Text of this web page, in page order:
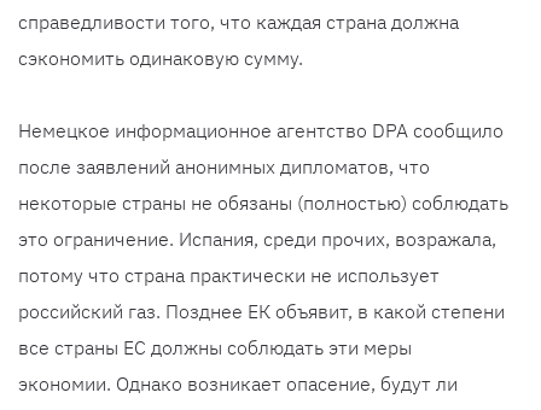
справедливости того, что каждая страна должна
сэкономить одинаковую сумму.
Немецкое информационное агентство DPA сообщило
после заявлений анонимных дипломатов, что
некоторые страны не обязаны (полностью) соблюдать
это ограничение. Испания, среди прочих, возражала,
потому что страна практически не использует
российский газ. Позднее ЕК объявит, в какой степени
все страны ЕС должны соблюдать эти меры
экономии. Однако возникает опасение, будут ли